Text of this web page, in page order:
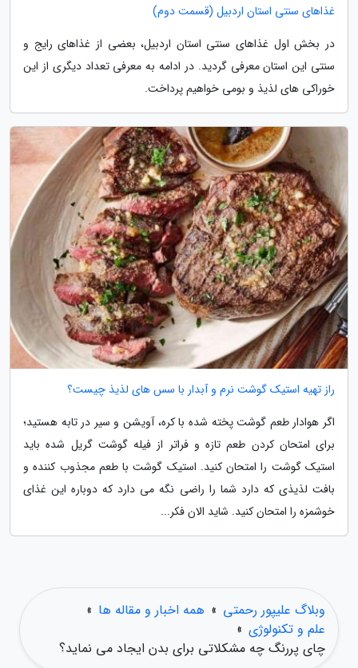
غذاهای سنتی استان اردبیل (قسمت دوم)
در بخش اول غذاهای سنتی استان اردبیل، بعضی از غذاهای رایج و
سنتی این استان معرفی گردید. در ادامه به معرفی تعداد دیگری از این
خوراکی های لذیذ و بومی خواهیم پرداخت.
راز تهیه استیک گوشت نرم و آبدار با سس های لذیذ چیست؟
اگر هوادار طعم گوشت پخته شده با کره، آویشن و سیر در تابه هستید؛
برای امتحان کردن طعم تازه و فراتر از فیله گوشت گریل شده باید
استیک گوشت را امتحان کنید. استیک گوشت با طعم مجذوب کننده و
بافت لذیذی که دارد شما را راضی نگه می دارد که دوباره این غذای
خوشمزه را امتحان کنید. شاید الان فکر...
وبلاگ علیپور رحمتی » همه اخبار و مقاله ها »
علم و تکنولوژی »
چای پررنگ چه مشکلاتی برای بدن ایجاد می نماید؟